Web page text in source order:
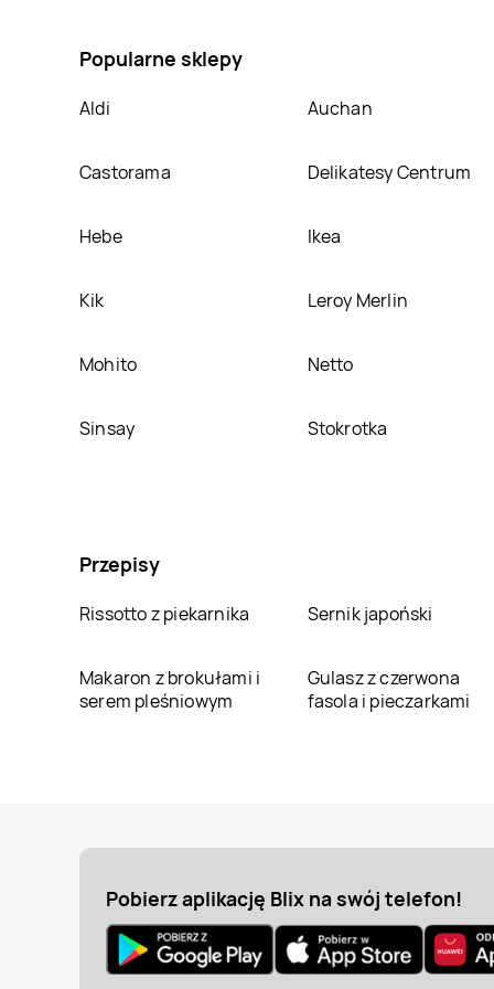
Popularne sklepy
Aldi Auchan
Castorama Delikatesy Centrum
Hebe Ikea
Kik Leroy Merlin
Mohito Netto
Sinsay Stokrotka
Przepisy
Rissotto z piekarnika Sernik japoński
Makaron z brokułami i
serem pleśniowym
Gulasz z czerwona
fasola i pieczarkami
Pobierz aplikację Blix na swój telefon!